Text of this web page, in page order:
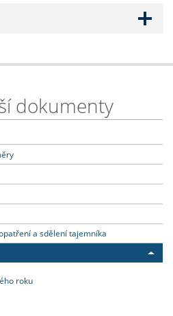
dokumenty
a sdělení tajemníka
roku